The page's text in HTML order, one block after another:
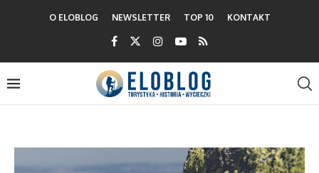
O ELOBLOG NEWSLETTER TOP 10 KONTAKT